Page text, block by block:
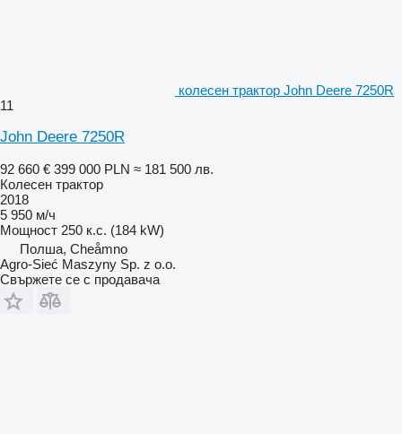
колесен трактор John Deere 7250R
11
John Deere 7250R
92 660 € 399 000 PLN ≈ 181 500 лв.
Колесен трактор
2018
5 950 м/ч
Мощност 250 к.с. (184 kW)
Полша, Cheåmno
Agro-Sieć Maszyny Sp. z o.o.
Свържете се с продавача